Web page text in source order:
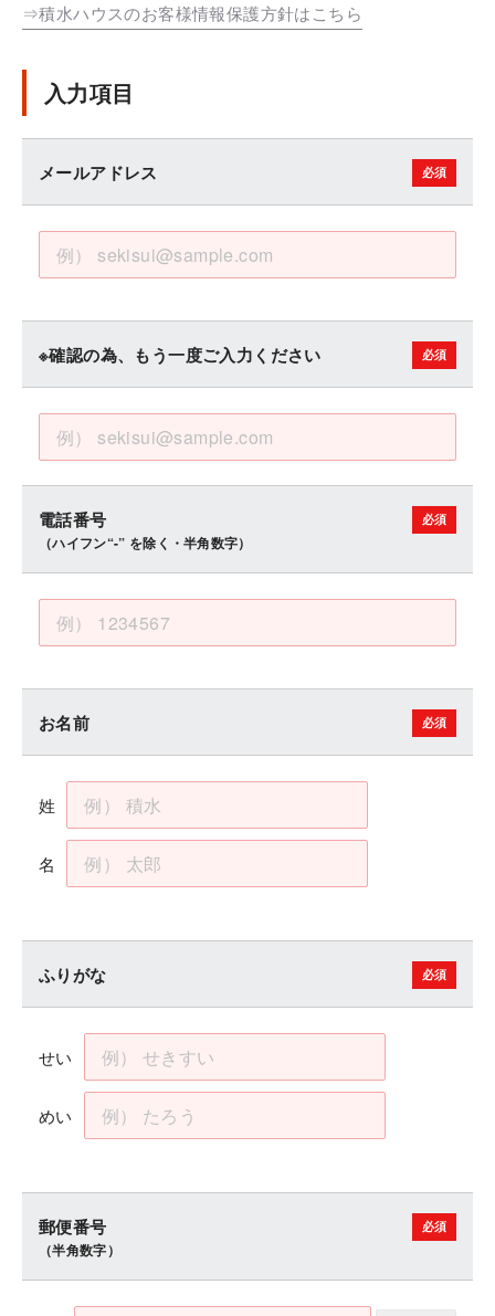
⇒積水ハウスのお客様情報保護方針はこちら
入力項目
メールアドレス
※確認の為、もう一度ご入力ください
電話番号
（ハイフン“-” を除く・半角数字）
お名前
姓
名
ふりがな
せい
めい
郵便番号
（半角数字）